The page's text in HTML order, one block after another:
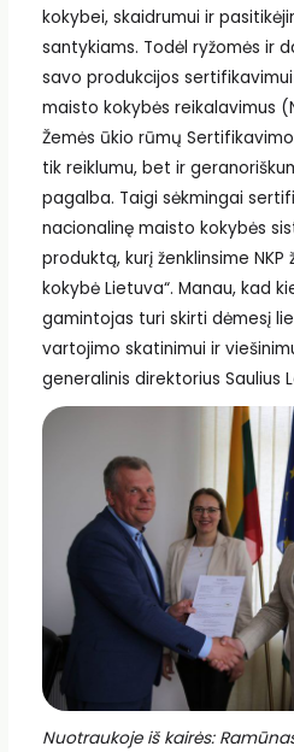
kokybei, skaidrumui ir
santykiams. Todėl ryžomės ir
savo produkcijos
maisto kokybės reikalavimus
Žemės ūkio rūmų
tik reiklumu, bet ir
pagalba. Taigi sėkmingai
nacionalinę maisto kokybės
produktą, kurį ženklinsime NKP
kokybė Lietuva“. Manau, kad
gamintojas turi skirti dėmesį
vartojimo skatinimui ir
generalinis direktorius Saulius
Nuotraukoje iš kairės: